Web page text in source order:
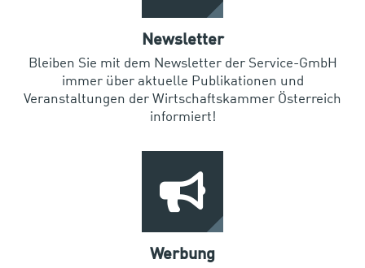
Newsletter
Bleiben Sie mit dem Newsletter der Service-GmbH
immer über aktuelle Publikationen und
Veranstaltungen der Wirtschaftskammer Österreich
informiert!
Werbung